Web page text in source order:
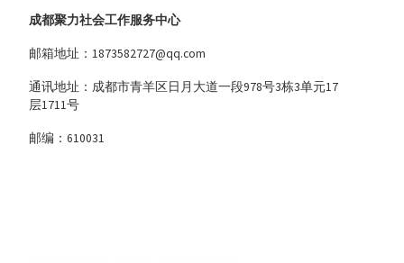
成都聚力社会工作服务中心
邮箱地址：1873582727@qq.com
通讯地址：成都市青羊区日月大道一段978号3栋3单元17
层1711号
邮编：610031